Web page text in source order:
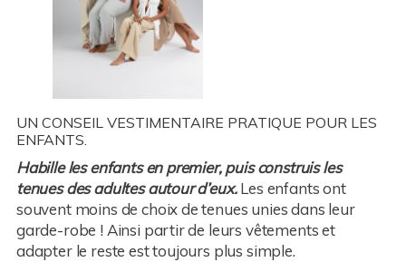
UN CONSEIL VESTIMENTAIRE PRATIQUE POUR LES
ENFANTS.
Habille les enfants en premier, puis construis les
tenues des adultes autour d’eux.Les enfants ont
souvent moins de choix de tenues unies dans leur
garde-robe ! Ainsi partir de leurs vêtements et
adapter le reste est toujours plus simple.